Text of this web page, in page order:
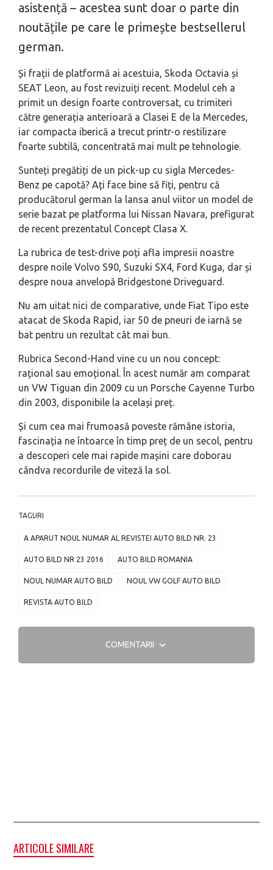
asistență – acestea sunt doar o parte din
noutățile pe care le primește bestsellerul
german.
Și frații de platformă ai acestuia, Skoda Octavia și
SEAT Leon, au fost revizuiți recent. Modelul ceh a
primit un design foarte controversat, cu trimiteri
către generația anterioară a Clasei E de la Mercedes,
iar compacta iberică a trecut printr-o restilizare
foarte subtilă, concentrată mai mult pe tehnologie.
Sunteți pregătiți de un pick-up cu sigla Mercedes-
Benz pe capotă? Ați face bine să fiți, pentru că
producătorul german la lansa anul viitor un model de
serie bazat pe platforma lui Nissan Navara, prefigurat
de recent prezentatul Concept Clasa X.
La rubrica de test-drive poți afla impresii noastre
despre noile Volvo S90, Suzuki SX4, Ford Kuga, dar și
despre noua anvelopă Bridgestone Driveguard.
Nu am uitat nici de comparative, unde Fiat Tipo este
atacat de Skoda Rapid, iar 50 de pneuri de iarnă se
bat pentru un rezultat cât mai bun.
Rubrica Second-Hand vine cu un nou concept:
rațional sau emoțional. În acest număr am comparat
un VW Tiguan din 2009 cu un Porsche Cayenne Turbo
din 2003, disponibile la același preț.
Și cum cea mai frumoasă poveste rămâne istoria,
fascinația ne întoarce în timp preț de un secol, pentru
a descoperi cele mai rapide mașini care doborau
cândva recordurile de viteză la sol.
TAGURI
A APARUT NOUL NUMAR AL REVISTEI AUTO BILD NR. 23
AUTO BILD NR 23 2016 AUTO BILD ROMANIA
NOUL NUMAR AUTO BILD NOUL VW GOLF AUTO BILD
REVISTA AUTO BILD
COMENTARII
ARTICOLE SIMILARE